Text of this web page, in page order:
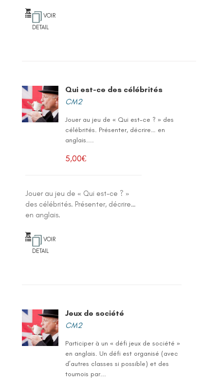
VOIR
DETAIL
Qui est-ce des célébrités
CM2
Jouer au jeu de « Qui est-ce ? » des
célébrités. Présenter, décrire… en
anglais....
5,00€
Jouer au jeu de « Qui est-ce ? »
des célébrités. Présenter, décrire…
en anglais.
VOIR
DETAIL
Jeux de société
CM2
Participer à un « défi jeux de société »
en anglais. Un défi est organisé (avec
d’autres classes si possible) et des
tournois par...